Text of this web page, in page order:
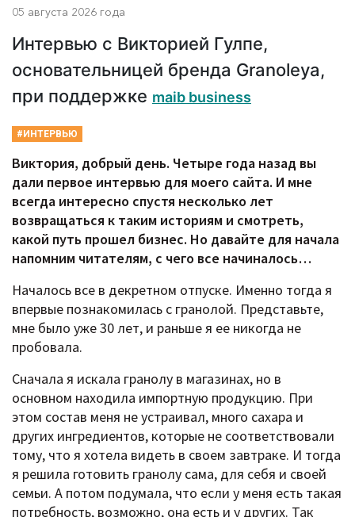
05 августа 2026 года
Интервью с Викторией Гулпе,
основательницей бренда Granoleya,
при поддержке maib business
#ИНТЕРВЬЮ
Виктория, добрый день. Четыре года назад вы
дали первое интервью для моего сайта. И мне
всегда интересно спустя несколько лет
возвращаться к таким историям и смотреть,
какой путь прошел бизнес. Но давайте для начала
напомним читателям, с чего все начиналось…
Началось все в декретном отпуске. Именно тогда я
впервые познакомилась с гранолой. Представьте,
мне было уже 30 лет, и раньше я ее никогда не
пробовала.
Сначала я искала гранолу в магазинах, но в
основном находила импортную продукцию. При
этом состав меня не устраивал, много сахара и
других ингредиентов, которые не соответствовали
тому, что я хотела видеть в своем завтраке. И тогда
я решила готовить гранолу сама, для себя и своей
семьи. А потом подумала, что если у меня есть такая
потребность, возможно, она есть и у других. Так